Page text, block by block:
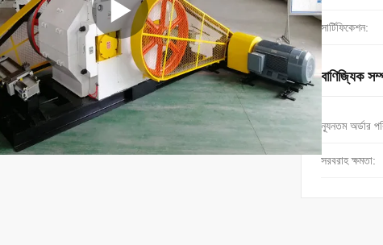
সার্টিফিকেশন:
বাণিজ্যিক
ন্যূনতম অর্ডার
সরবরাহ ক্ষমতা: